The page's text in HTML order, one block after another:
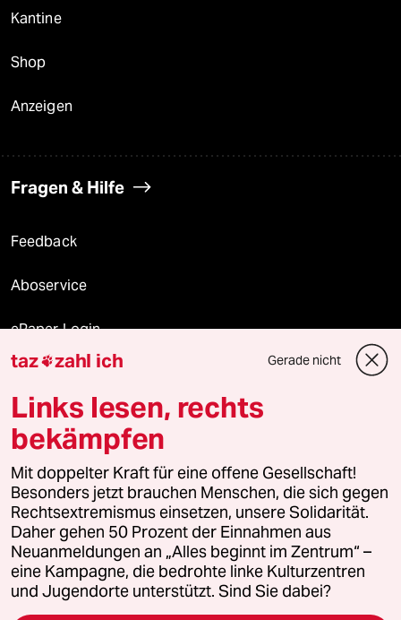
Kantine
Shop
Anzeigen
Fragen & Hilfe
Feedback
Aboservice
ePaper Login
Downloads für Abonnierende
© 2026 taz Verlags und Vertriebs GmbH
Alle Rechte vorbehalten. Bei rechtlichen Fragen oder für Genehmigungen
wenden Sie sich bitte an
lizenzen@taz.de
Feedback Redaktionsstatut Kommune-Richtlinien
Leitlinie Informant Datenschutz Impressum AGB
taz zahl ich Gerade nicht
Links lesen, rechts
bekämpfen
Mit doppelter Kraft für eine offene Gesellschaft!
Besonders jetzt brauchen Menschen, die sich gegen
Rechtsextremismus einsetzen, unsere Solidarität.
Daher gehen 50 Prozent der Einnahmen aus
Neuanmeldungen an „Alles beginnt im Zentrum“ –
eine Kampagne, die bedrohte linke Kulturzentren
und Jugendorte unterstützt. Sind Sie dabei?